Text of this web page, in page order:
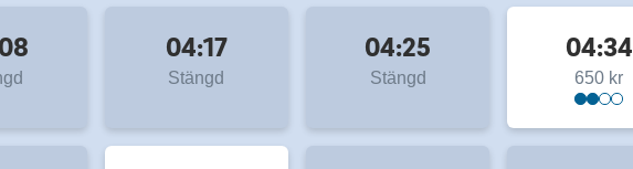
04:17
Stängd
04:25
Stängd
04:34
650 kr